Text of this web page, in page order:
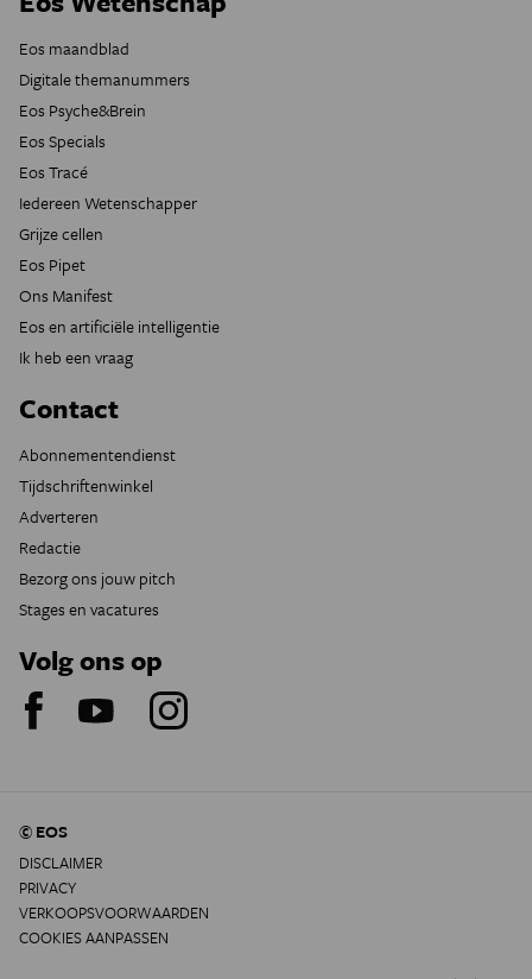
Eos maandblad
Digitale themanummers
Eos Psyche&Brein
Eos Specials
Eos Tracé
Iedereen Wetenschapper
Grijze cellen
Eos Pipet
Ons Manifest
Eos en artificiële intelligentie
Ik heb een vraag
Contact
Abonnementendienst
Tijdschriftenwinkel
Adverteren
Redactie
Bezorg ons jouw pitch
Stages en vacatures
Volg ons op
© EOS
DISCLAIMER
PRIVACY
VERKOOPSVOORWAARDEN
COOKIES AANPASSEN